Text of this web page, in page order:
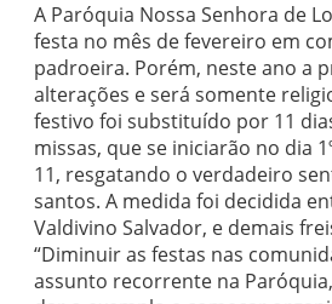
A Paróquia Nossa Senhora de
festa no mês de fevereiro em
padroeira. Porém, neste ano a
alterações e será somente
festivo foi substituído por 11
missas, que se iniciarão no dia
11, resgatando o verdadeiro
santos. A medida foi decidida
Valdivino Salvador, e demais
“Diminuir as festas nas
assunto recorrente na